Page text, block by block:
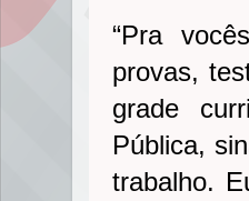
“Pra
provas,
grade
Pública,
trabalho.